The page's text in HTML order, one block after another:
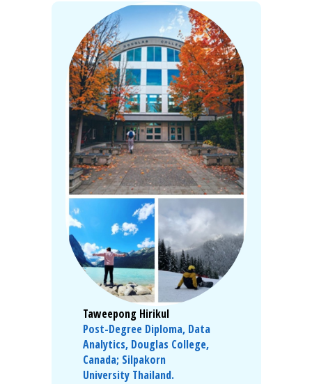
Taweepong Hirikul
Post-Degree Diploma, Data
Analytics, Douglas College,
Canada; Silpakorn
University Thailand.